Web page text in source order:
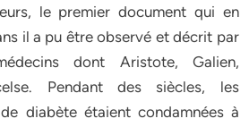
le premier document qui en
il a pu être observé et décrit par
dont Aristote, Galien,
Pendant des siècles, les
diabète étaient condamnées à